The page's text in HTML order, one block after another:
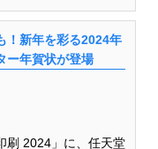
！新年を彩る2024年
ー年賀状が登場
刷 2024」に、任天堂